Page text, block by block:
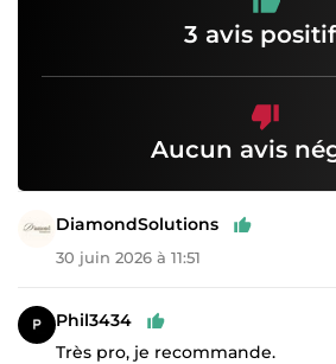
3 avis
Aucun avis
DiamondSolutions
30 juin 2026 à 11:51
Phil3434
Très pro, je recommande.